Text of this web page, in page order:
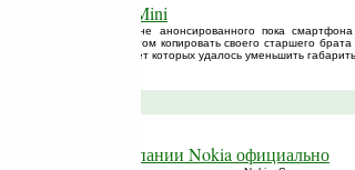
— Nokia N97 Mini
первые фотографии не анонсированного пока
версия будет во многом копировать своего старшего
компонентов, за счёт которых удалось уменьшить
Surge от компании Nokia официально